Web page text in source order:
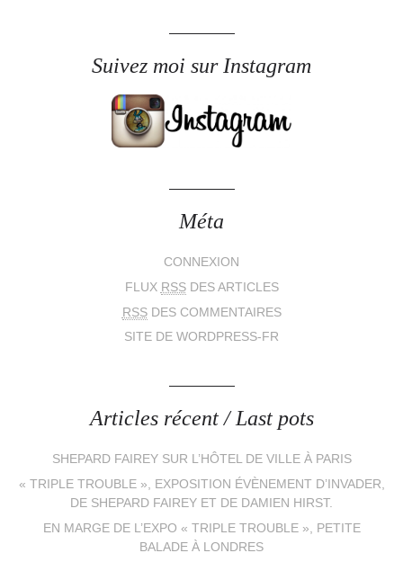
Suivez moi sur Instagram
Méta
CONNEXION
FLUX RSSDES ARTICLES
RSSDES COMMENTAIRES
SITE DE WORDPRESS-FR
Articles récent / Last pots
SHEPARD FAIREY SUR L’HÔTEL DE VILLE À PARIS
« TRIPLE TROUBLE », EXPOSITION ÉVÈNEMENT D’INVADER,
DE SHEPARD FAIREY ET DE DAMIEN HIRST.
EN MARGE DE L’EXPO « TRIPLE TROUBLE », PETITE
BALADE À LONDRES